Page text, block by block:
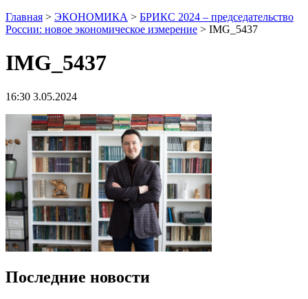
Главная > ЭКОНОМИКА > БРИКС 2024 – председательство
России: новое экономическое измерение > IMG_5437
IMG_5437
16:30 3.05.2024
Последние новости